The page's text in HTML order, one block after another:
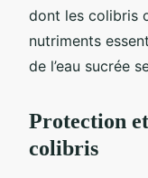
dont les colibris
nutriments
de l’eau sucrée
Protection
colibris